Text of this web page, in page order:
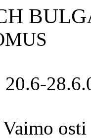
20.6-
Vaimo